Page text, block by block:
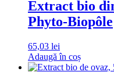
Extract bio
Phyto-Biopôle
65,03 lei
Adaugă în coș